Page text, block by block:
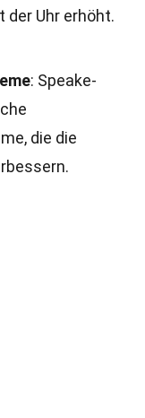
der Uhr erhöht.
: Speake-
die die